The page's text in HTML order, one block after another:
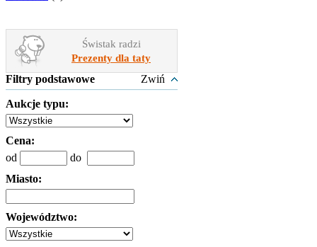
Świstak radzi
Prezenty dla taty
Filtry podstawowe Zwiń
Aukcje typu:
Cena:
od
do
Miasto:
Województwo: